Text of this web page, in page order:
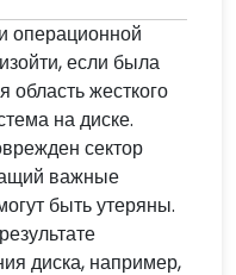
операционной
если была
область жесткого
на диске.
сектор
важные
быть утеряны.
диска, например,